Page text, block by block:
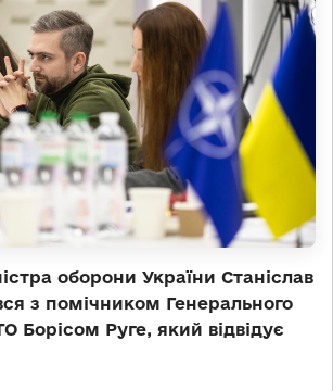
оборони України Станіслав
з помічником Генерального
Борісом Руге, який відвідує